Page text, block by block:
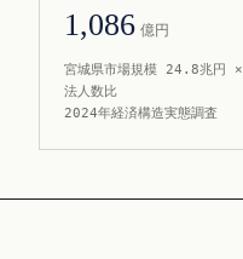
1,086 億円
宮城県市場規模 24.8兆円 ×
法人数比
2024年経済構造実態調査